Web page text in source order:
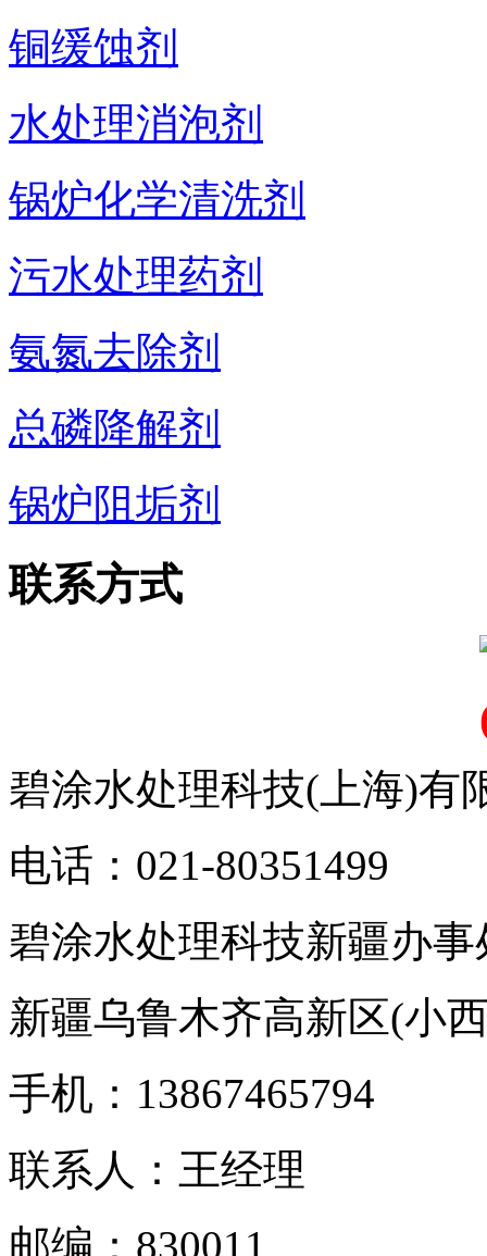
铜缓蚀剂
水处理消泡剂
锅炉化学清洗剂
污水处理药剂
氨氮去除剂
总磷降解剂
锅炉阻垢剂
联系方式
碧涂水处理科技(上海)有
电话：021-80351499
碧涂水处理科技新疆办事
新疆乌鲁木齐高新区(小
手机：13867465794
联系人：王经理
邮编：830011